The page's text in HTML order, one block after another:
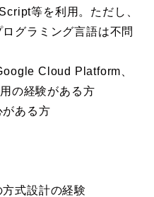
等を利用。ただし、
グラミング言語は不問
Cloud Platform、
の経験がある方
がある方
式設計の経験